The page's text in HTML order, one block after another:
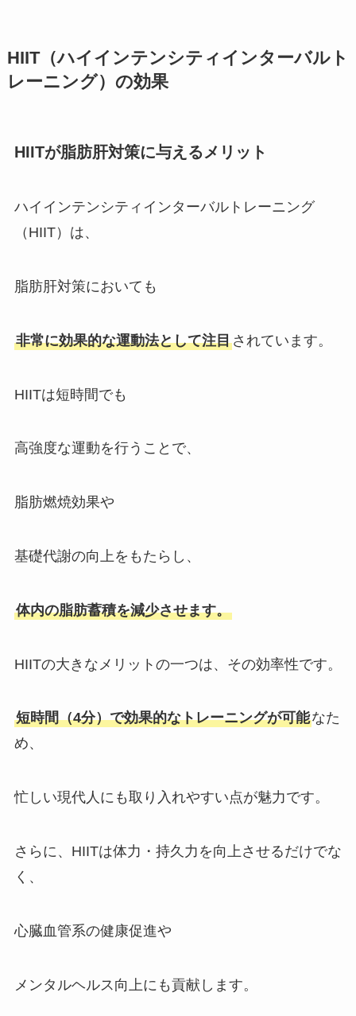
HIIT（ハイインテンシティインターバルト
レーニング）の効果
HIITが脂肪肝対策に与えるメリット
ハイインテンシティインターバルトレーニング
（HIIT）は、
脂肪肝対策においても
非常に効果的な運動法として注目されています。
HIITは短時間でも
高強度な運動を行うことで、
脂肪燃焼効果や
基礎代謝の向上をもたらし、
体内の脂肪蓄積を減少させます。
HIITの大きなメリットの一つは、その効率性です。
短時間（4分）で効果的なトレーニングが可能なた
め、
忙しい現代人にも取り入れやすい点が魅力です。
さらに、HIITは体力・持久力を向上させるだけでな
く、
心臓血管系の健康促進や
メンタルヘルス向上にも貢献します。